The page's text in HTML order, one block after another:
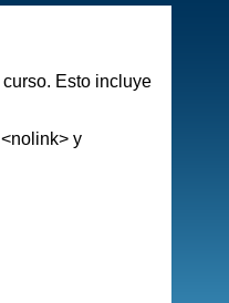
Esto incluye
y